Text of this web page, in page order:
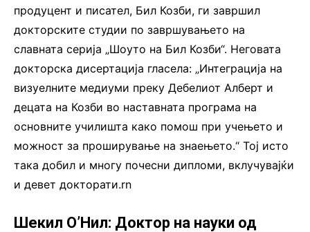
продуцент и писател, Бил Козби, ги завршил
докторските студии по завршувањето на
славната серија „Шоуто на Бил Козби“. Неговата
докторска дисертација гласела: „Интеграција на
визуелните медиуми преку Дебелиот Алберт и
децата на Козби во наставната програма на
основните училишта како помош при учењето и
можност за проширување на знаењето.“ Тој исто
така добил и многу почесни дипломи, вклучувајќи
и девет докторати.rn
Шекил О’Нил: Доктор на науки од